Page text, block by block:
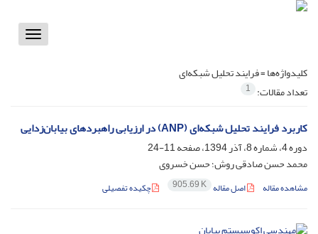
Toggle
کلیدواژه‌ها =فرایند تحلیل شبکه‌ای
تعداد مقالات: 1
کاربرد فرایند تحلیل شبکه‌ای (ANP) در ارزیابی راهبردهای بیابان‌زدایی
دوره 4، شماره 8، آذر 1394، صفحه
11-24
محمد حسن صادقی روش؛ حسن خسروی
مشاهده مقاله اصل مقاله 905.69 K چکیده تفصیلی